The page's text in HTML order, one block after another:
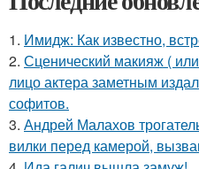
1. Имидж: Как известно,
2. Сценический макияж (
лицо актера заметным
софитов.
3. Андрей Малахов
вилки перед камерой,